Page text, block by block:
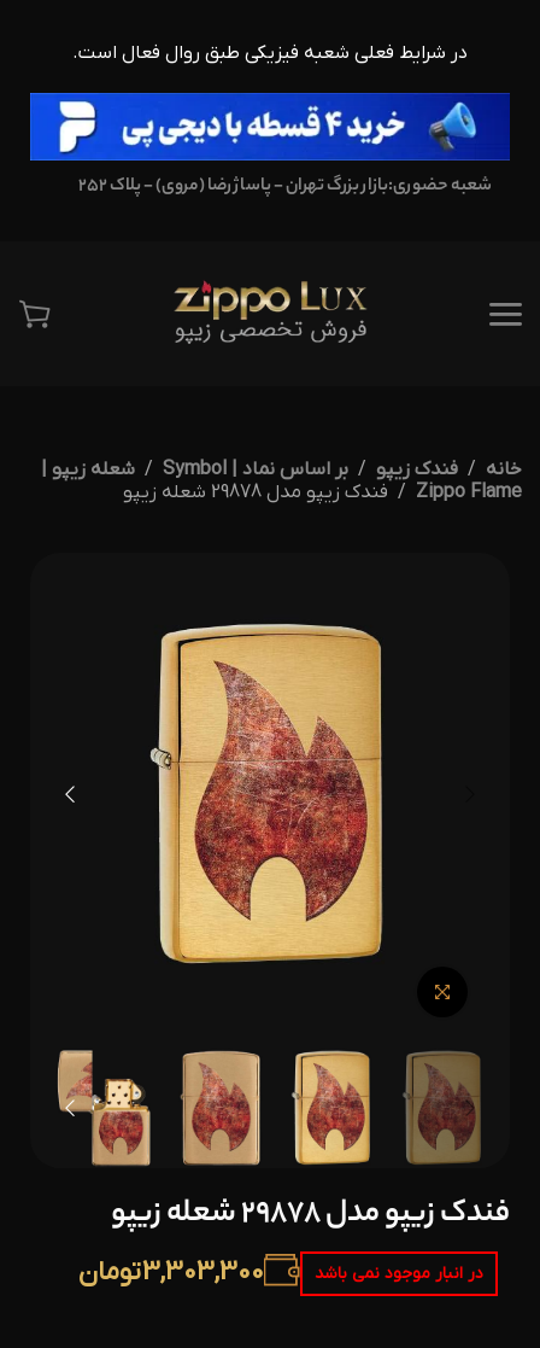
در شرایط فعلی شعبه فیزیکی طبق روال فعال است.
شعبه حضوری:بازار بزرگ تهران - پاساژ رضا (مروی) - پلاک 252
خانه فندک زیپو بر اساس نماد | Symbol
شعله زیپو |
Zippo Flame
فندک زیپو مدل 29878 شعله زیپو
فندک زیپو مدل 29878 شعله زیپو
در انبار موجود نمی باشد 3,303,300تومان